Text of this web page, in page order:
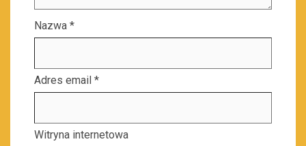
Nazwa *
Adres email *
Witryna internetowa